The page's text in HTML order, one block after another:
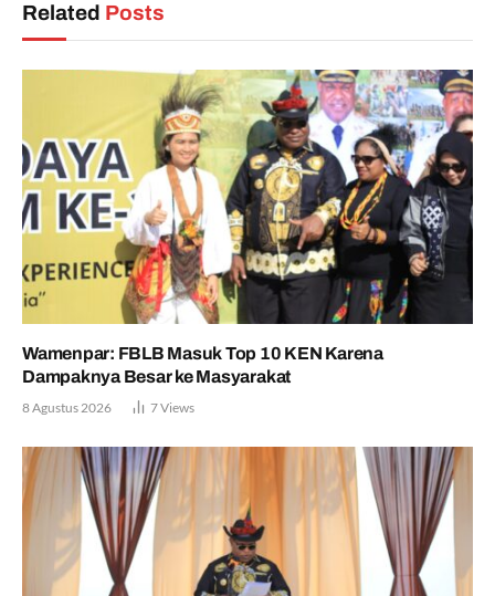
Related Posts
Wamenpar: FBLB Masuk Top 10 KEN Karena
Dampaknya Besar ke Masyarakat
8 Agustus 2026 7Views